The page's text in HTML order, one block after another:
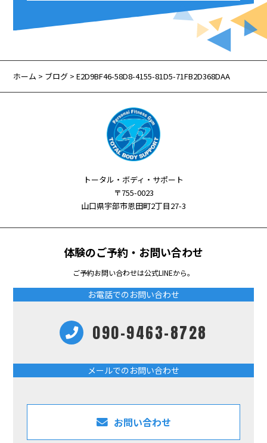
ホーム > ブログ > E2D9BF46-58D8-4155-81D5-71FB2D368DAA
トータル・ボディ・サポート
〒755-0023
山口県宇部市恩田町2丁目27-3
体験のご予約・お問い合わせ
ご予約お問い合わせは公式LINEから。
お電話でのお問い合わせ
090-9463-8728
メールでのお問い合わせ
お問い合わせ